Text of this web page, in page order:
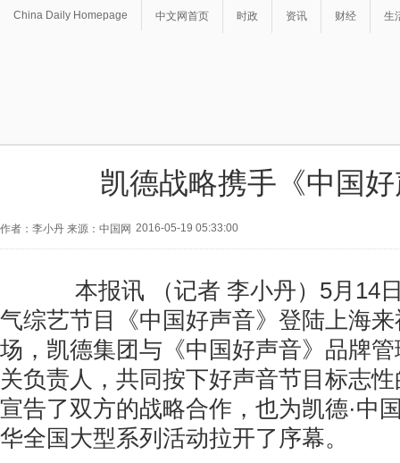
China Daily Homepage 中文网首页 时政 资讯 财经 生
凯德战略携手《中国
作者：李小丹 来源：中国网 2016-05-19 05:33:00
本报讯 （记者 李小丹）5月14
气综艺节目《中国好声音》登陆上海
场，凯德集团与《中国好声音》品牌
关负责人，共同按下好声音节目标志
宣告了双方的战略合作，也为凯德·中
华全国大型系列活动拉开了序幕。